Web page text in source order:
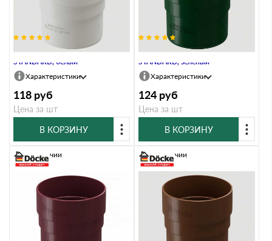
Муфта соединительная
STANDARD, белый
Характеристики
118 руб
Цена за шт
В КОРЗИНУ
Муфта соединительная
STANDARD, зелёный
Характеристики
124 руб
Цена за шт
В КОРЗИНУ
В наличии В наличии